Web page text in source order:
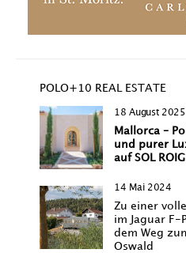
POLO+10 REAL ESTATE
18 August 2025
Mallorca –
und purer
auf SOL ROIG
14 Mai 2024
Zu einer
im Jaguar F-
dem Weg
Oswald